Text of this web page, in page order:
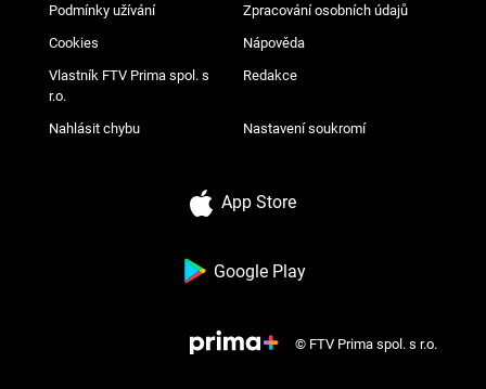
Podmínky užívání Zpracování osobních údajů
Cookies Nápověda
Vlastník FTV Prima spol. s
r.o.
Redakce
Nahlásit chybu Nastavení soukromí
App Store
Google Play
© FTV Prima spol. s r.o.